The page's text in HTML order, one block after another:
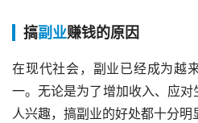
搞副业赚钱的原因
在现代社会，副业已经成为越
一。无论是为了增加收入、应
人兴趣，搞副业的好处都十分明